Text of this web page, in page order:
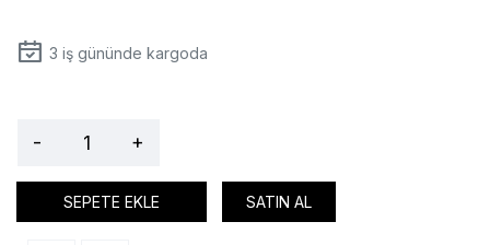
3 iş gününde kargoda
- +
SEPETE EKLE SATIN AL